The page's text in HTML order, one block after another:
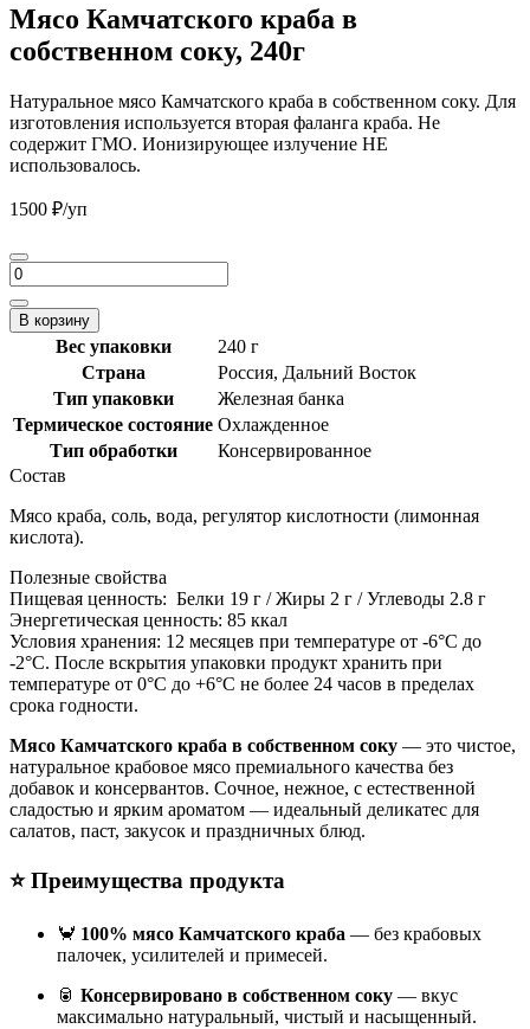
Мясо Камчатского краба в
собственном соку, 240г
Натуральное мясо Камчатского краба в собственном соку. Для
изготовления используется вторая фаланга краба. Не
содержит ГМО. Ионизирующее излучение НЕ
использовалось.
1500 ₽/уп
Количество
товара
Мясо
Камчатского
собственном
соку,
240г
В корзину
Вес упаковки
240 г
Страна
Россия, Дальний Восток
Тип упаковки
Железная банка
Термическое состояние Охлажденное
Тип обработки
Консервированное
Состав
Мясо краба, соль, вода, регулятор кислотности (лимонная
кислота).
Полезные свойства
Пищевая ценность: Белки 19 г / Жиры 2 г / Углеводы 2.8 г
Энергетическая ценность: 85 ккал
Условия хранения: 12 месяцев при температуре от -6°С до
-2°С. После вскрытия упаковки продукт хранить при
температуре от 0°С до +6°С не более 24 часов в пределах
срока годности.
Мясо Камчатского краба в собственном соку — это чистое,
натуральное крабовое мясо премиального качества без
добавок и консервантов. Сочное, нежное, с естественной
сладостью и ярким ароматом — идеальный деликатес для
салатов, паст, закусок и праздничных блюд.
⭐ Преимущества продукта
🦀 100% мясо Камчатского краба — без крабовых
палочек, усилителей и примесей.
🥫 Консервировано в собственном соку — вкус
максимально натуральный, чистый и насыщенный.